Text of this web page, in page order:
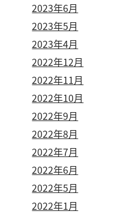
2023年6月
2023年5月
2023年4月
2022年12月
2022年11月
2022年10月
2022年9月
2022年8月
2022年7月
2022年6月
2022年5月
2022年1月